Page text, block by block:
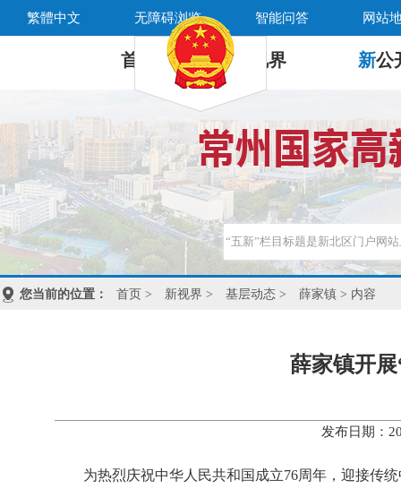
繁體中文 无障碍浏览 智能问答 网站
首 页 新 视界 新公
您当前的位置： 首页 > 新视界 > 基层动态 > 薛家镇 > 内容
薛家镇开
发布日期：
为热烈庆祝中华人民共和国成立76周年，迎接传